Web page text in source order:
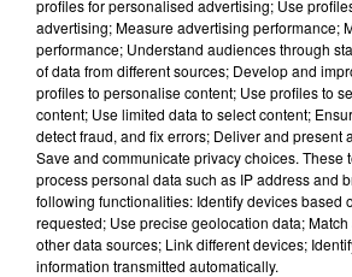
profiles for personalised advertising; Use
advertising; Measure advertising performance;
performance; Understand audiences through
of data from different sources; Develop and
profiles to personalise content; Use profiles to
content; Use limited data to select content;
detect fraud, and fix errors; Deliver and present
Save and communicate privacy choices. These
process personal data such as IP address and
following functionalities: Identify devices based
requested; Use precise geolocation data;
other data sources; Link different devices;
information transmitted automatically.